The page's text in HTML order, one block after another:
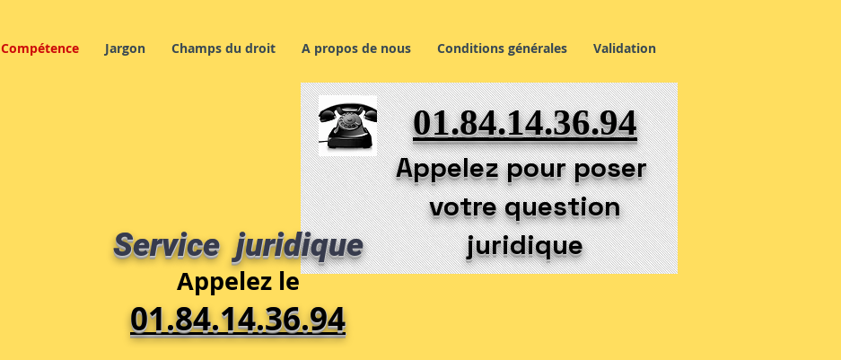
Compétence Jargon Champs du droit A propos de nous Conditions générales Validation
01.84.14.36.94
Appelez pour poser
votre question
juridique
Service juridique
Appelez le
01.84.14.36.94